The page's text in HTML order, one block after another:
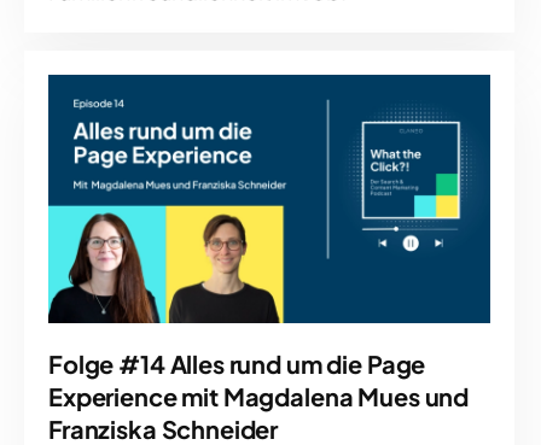
Folge #14 Alles rund um die Page
Experience mit Magdalena Mues und
Franziska Schneider